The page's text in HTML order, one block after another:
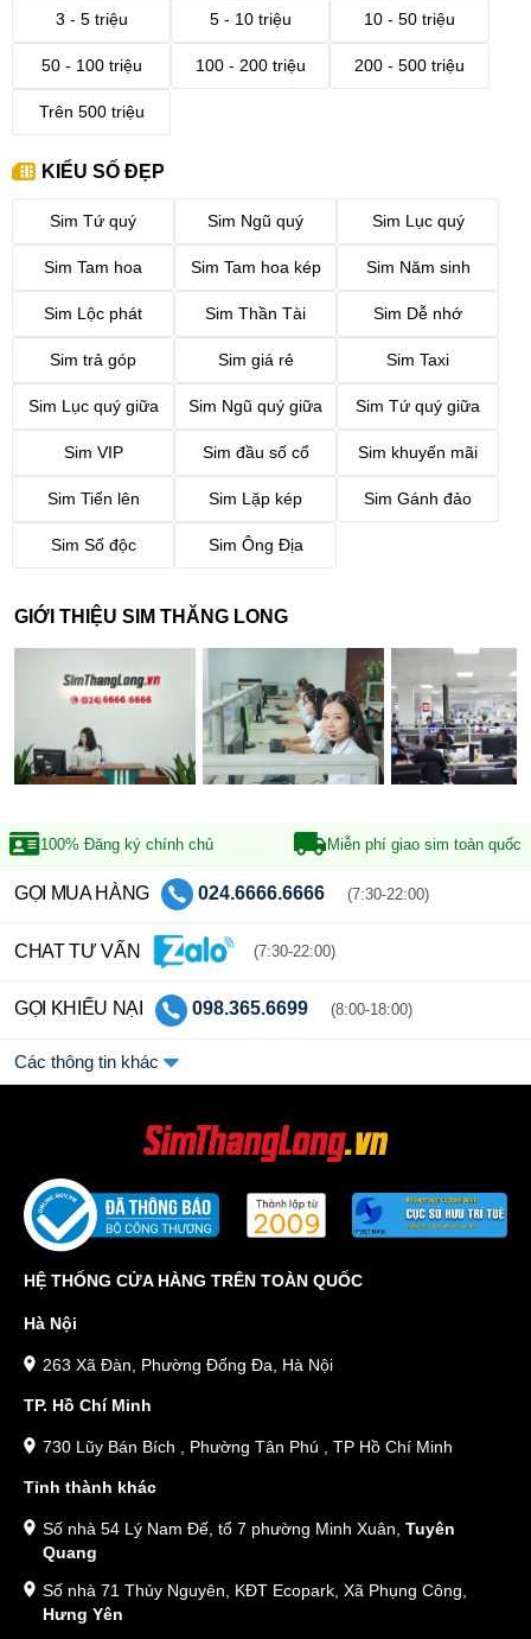
3 - 5 triệu 5 - 10 triệu 10 - 50 triệu
50 - 100 triệu 100 - 200 triệu 200 - 500 triệu
Trên 500 triệu
KIỂU SỐ ĐẸP
Sim Tứ quý Sim Ngũ quý Sim Lục quý
Sim Tam hoa Sim Tam hoa kép Sim Năm sinh
Sim Lộc phát Sim Thần Tài Sim Dễ nhớ
Sim trả góp Sim giá rẻ Sim Taxi
Sim Lục quý giữa Sim Ngũ quý giữa Sim Tứ quý giữa
Sim VIP Sim đầu số cổ Sim khuyến mãi
Sim Tiến lên Sim Lặp kép Sim Gánh đảo
Sim Số độc Sim Ông Địa
GIỚI THIỆU SIM THĂNG LONG
100% Đăng ký chính chủ Miễn phí giao sim toàn quốc
GỌI MUA HÀNG 024.6666.6666 (7:30-22:00)
CHAT TƯ VẤN (7:30-22:00)
GỌI KHIẾU NẠI 098.365.6699 (8:00-18:00)
Các thông tin khác
HỆ THỐNG CỬA HÀNG TRÊN TOÀN QUỐC
Hà Nội
263 Xã Đàn, Phường Đống Đa, Hà Nội
TP. Hồ Chí Minh
730 Lũy Bán Bích , Phường Tân Phú , TP Hồ Chí Minh
Tỉnh thành khác
Số nhà 54 Lý Nam Đế, tổ 7 phường Minh Xuân, Tuyên
Quang
Số nhà 71 Thủy Nguyên, KĐT Ecopark, Xã Phụng Công,
Hưng Yên